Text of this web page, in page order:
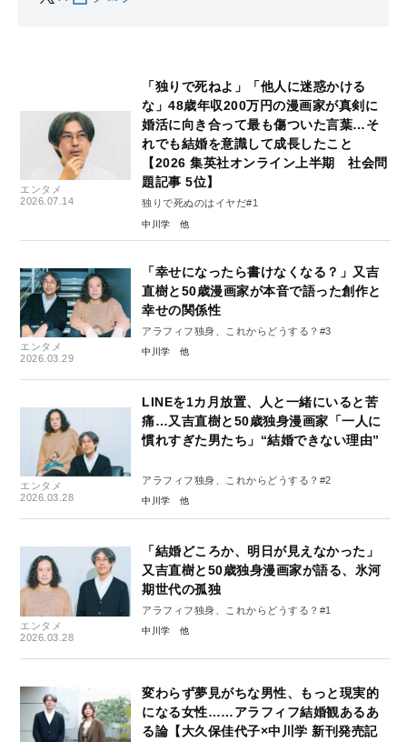
エンタメ
2026.07.14
「独りで死ねよ」「他人に迷惑かける
な」48歳年収200万円の漫画家が真剣に
婚活に向き合って最も傷ついた言葉…そ
れでも結婚を意識して成長したこと
【2026 集英社オンライン上半期 社会問
題記事 5位】
独りで死ぬのはイヤだ#1
中川学
エンタメ
2026.03.29
「幸せになったら書けなくなる？」又吉
直樹と50歳漫画家が本音で語った創作と
幸せの関係性
アラフィフ独身、これからどうする？#3
中川学
エンタメ
2026.03.28
LINEを1カ月放置、人と一緒にいると苦
痛…又吉直樹と50歳独身漫画家「一人に
慣れすぎた男たち」“結婚できない理由”
アラフィフ独身、これからどうする？#2
中川学
エンタメ
2026.03.28
「結婚どころか、明日が見えなかった」
又吉直樹と50歳独身漫画家が語る、氷河
期世代の孤独
アラフィフ独身、これからどうする？#1
中川学
変わらず夢見がちな男性、もっと現実的
になる女性……アラフィフ結婚観あるあ
る論【大久保佳代子×中川学 新刊発売記